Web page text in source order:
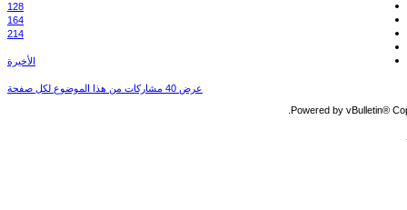
128
164
214
الأخيرة
عرض 40 مشاركات من هذا الموضوع لكل صفحة
Powered by vBulletin®